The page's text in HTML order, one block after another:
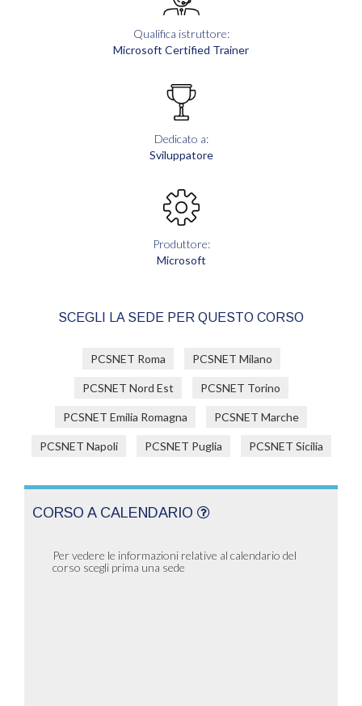
Qualifica istruttore:
Microsoft Certified Trainer
Dedicato a:
Sviluppatore
Produttore:
Microsoft
SCEGLI LA SEDE PER QUESTO CORSO
PCSNET Roma PCSNET Milano
PCSNET Nord Est PCSNET Torino
PCSNET Emilia Romagna PCSNET Marche
PCSNET Napoli PCSNET Puglia PCSNET Sicilia
CORSO A CALENDARIO
Per vedere le informazioni relative al calendario del
corso scegli prima una sede